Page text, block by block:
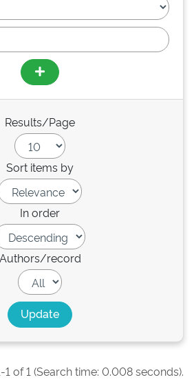
Results/Page
Sort items by
In order
Authors/record
1 of 1 (Search time: 0.008 seconds).